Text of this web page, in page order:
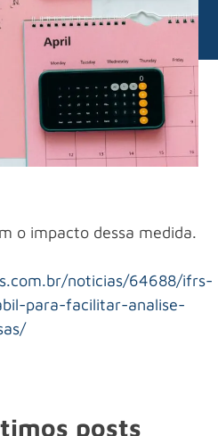
o impacto dessa medida.
noticias/64688/ifrs-
para-facilitar-analise-
posts